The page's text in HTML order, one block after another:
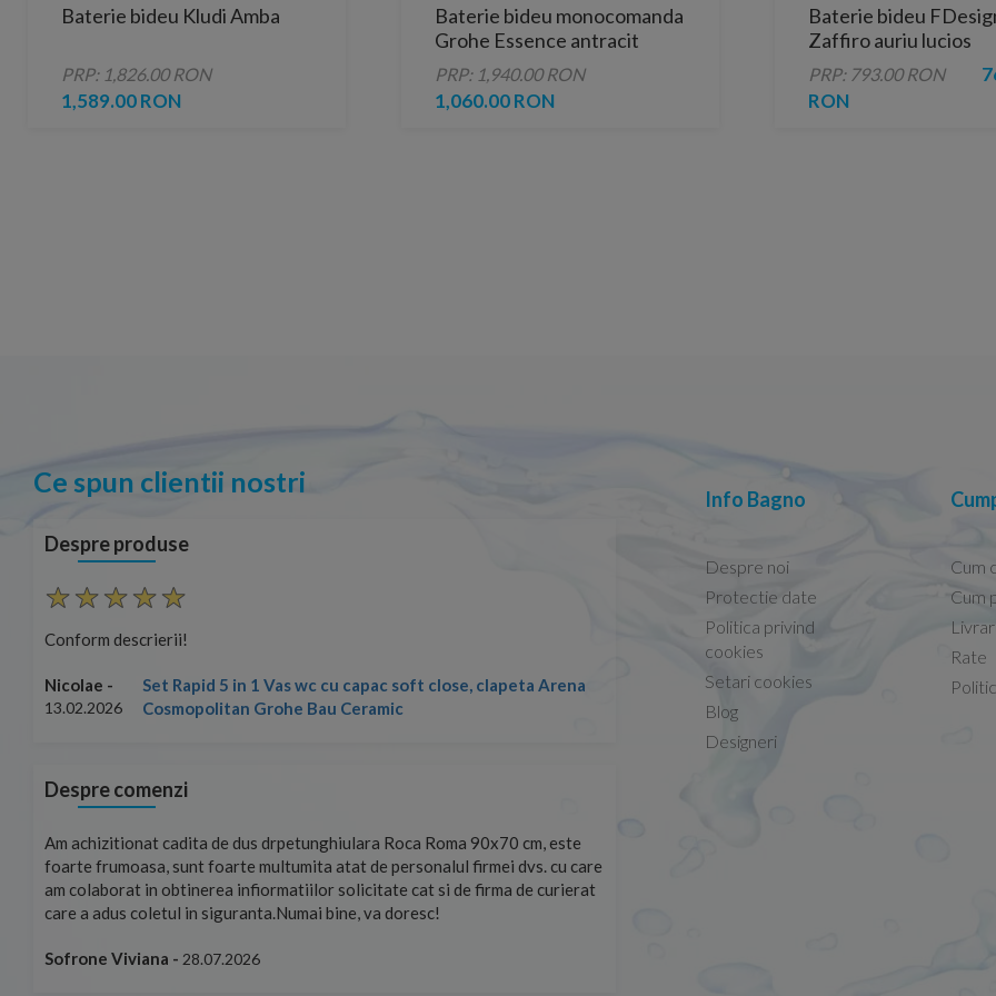
Baterie bideu Kludi Amba
PRP: 1,826.00 RON
1,589.00 RON
Baterie bideu monocomanda
Grohe Essence antracit
periat Hard Graphite
PRP: 1,940.00 RON
1,060.00 RON
Baterie bideu
Zaffiro auriu lucios
monocomanda
PRP: 793.00 RON
RON
Ce spun clientii nostri
Despre produse
Conform descrierii!
Nicolae -
13.02.2026
Set Rapid 5 in 1 Vas wc cu capac soft close, clapeta Arena
Cosmopolitan Grohe Bau Ceramic
Conform descrierii!
13.02.2026
Despre comenzi
Am achizitionat cadita de dus drpetunghiulara Roca Roma 90x70 cm, este
foarte frumoasa, sunt foarte multumita atat de personalul firmei dvs. cu care
am colaborat in obtinerea infiormatiilor solicitate cat si de firma de curierat
care a adus coletul in siguranta.Numai bine, va doresc!
Sofrone Viviana - 28.07.2026
Info Bagno
Despre noi
Protectie date
Politica privind
cookies
Setari cookies
Blog
Designeri
Cum
Cum
Rate